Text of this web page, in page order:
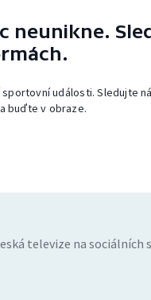
neunikne.
události. Sledujte
buďte v obraze.
televize na sociálních